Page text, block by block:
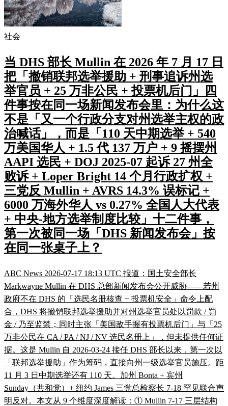
社会
当 DHS 部长 Mullin 在 2026 年 7 月 17 日
把「撤销联邦选举援助 + 刑事追诉州选
举官员 + 25 万非公民 + 投票机后门」四
件事按在同一场新闻发布会里：为什么这
不是「又一个行政分支对州选举主权的政
治喊话」，而是「110 天中期选举 + 540
万美国华人 + 1.5 代 137 万户 + 9 摇摆州
AAPI 选民 + DOJ 2025-07 起诉 27 州全
败诉 + Loper Bright 14 个月行政扩权 +
三党反 Mullin + AVRS 14.3% 误标记 +
6000 万海外华人 vs 0.27% 全国人大代表
+ 中央-地方选举制度比较」十二件事，
第一次被同一场「DHS 新闻发布会」按
在同一张桌子上？
ABC News 2026-07-17 18:13 UTC 报道：国土安全部长
Markwayne Mullin 在 DHS 总部新闻发布会公开威胁——若州
政府不在 DHS 的「选民名册核查 + 投票机安全」命令上配
合，DHS 将撤销联邦选举援助并对州选举官员处以罚款 / 罚
金 / 乃至监禁；同时主张「美国敌手握有投票机后门」与「25
万非公民在 CA / PA / NJ / NV 选民名册上」，但未提供任何证
据。这是 Mullin 自 2026-03-24 接任 DHS 部长以来，第一次以
「联邦选举援助」作为筹码，直接向州一级选举官员施压。距
11 月 3 日中期选举还有 110 天。加州 Bonta + 宾州
Sunday（共和党）+ 纽约 James 三党总检察长 7-18 罕见联合声
明反对。本文从 9 个维度深度解读：① Mullin 7-17 三层结构